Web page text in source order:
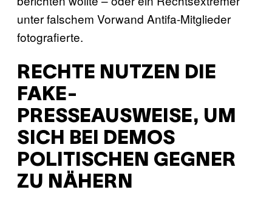
unter falschem Vorwand Antifa-Mitglieder
fotografierte.
RECHTE NUTZEN DIE
FAKE-
PRESSEAUSWEISE, UM
SICH BEI DEMOS
POLITISCHEN GEGNER
ZU NÄHERN